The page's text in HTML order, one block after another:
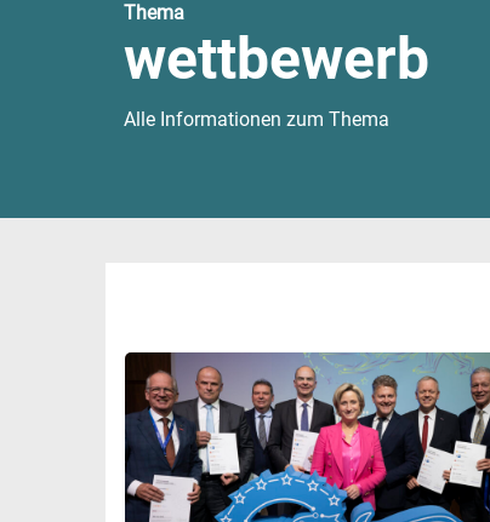
Thema
wettbewerb
Alle Informationen zum Thema